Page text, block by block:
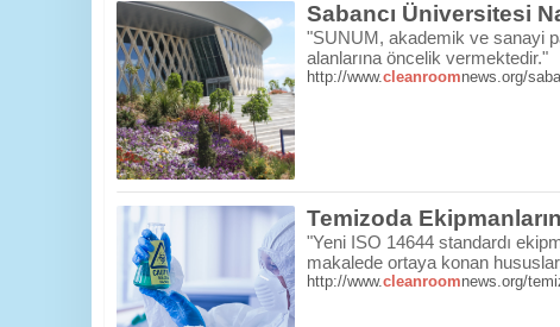
Sabancı Üniversitesi
"SUNUM, akademik ve sanayi
alanlarına öncelik vermektedir."
http://www.cleanroomnews.org/
Temizoda
"Yeni ISO 14644 standardı
makalede ortaya konan
http://www.cleanroomnews.org/